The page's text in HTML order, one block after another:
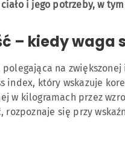
i jego potrzeby, w
– kiedy waga
polegająca na
index, który wskazuje
w kilogramach przez
rozpoznaje się przy